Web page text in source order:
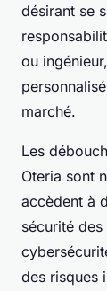
désirant se
ou
marché.
Les
Oteria sont
accèdent à
sécurité
des risques